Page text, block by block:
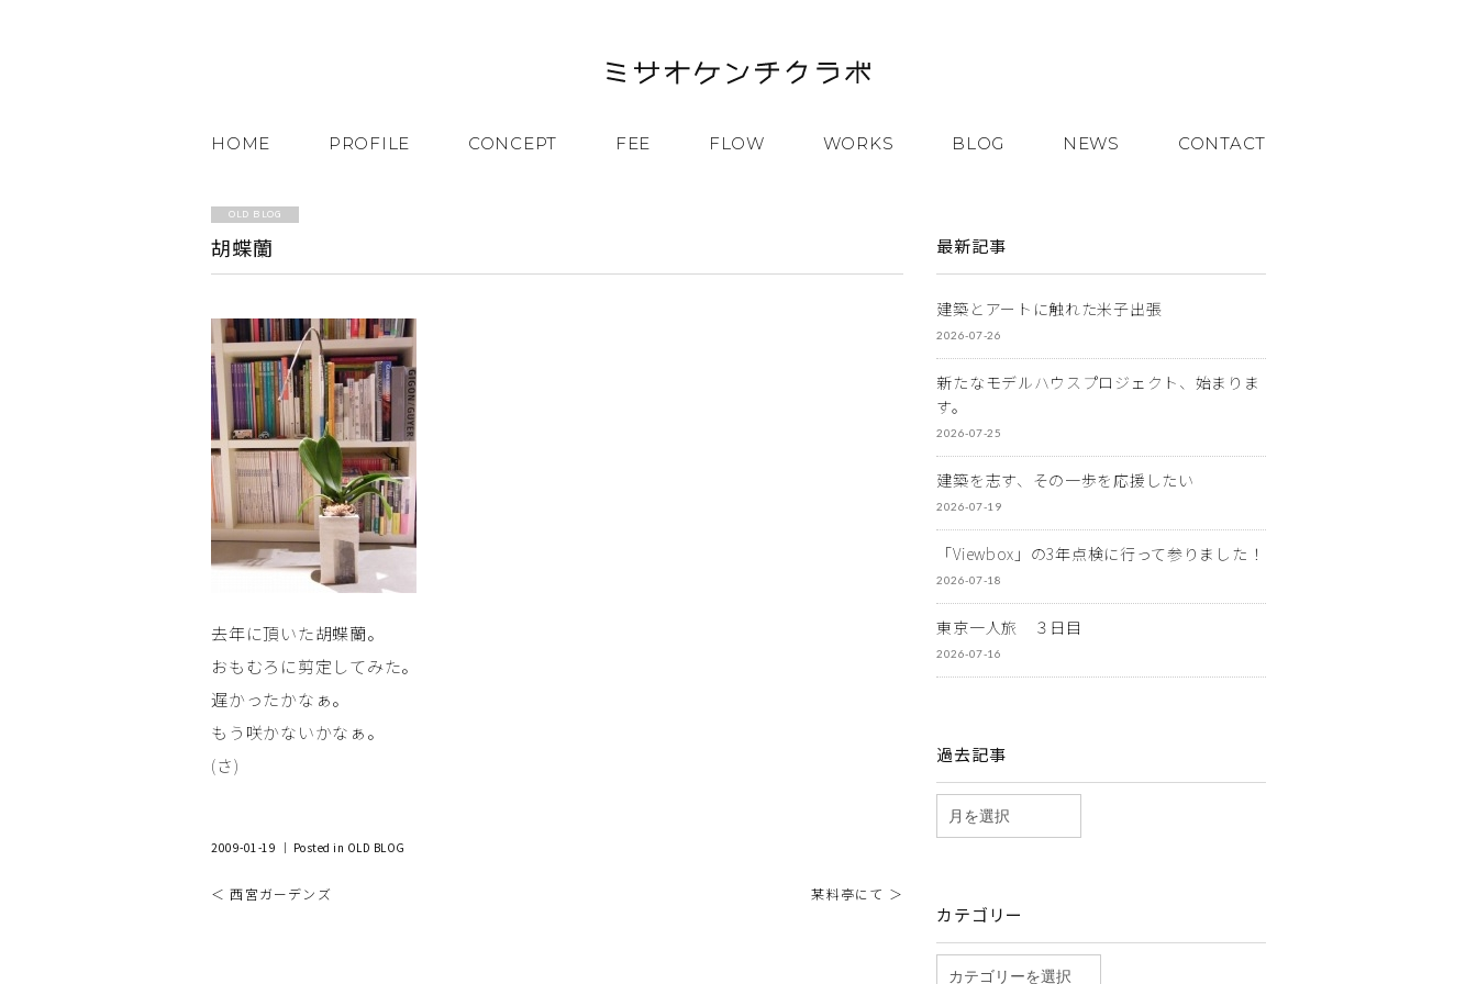
HOME PROFILE CONCEPT FEE FLOW WORKS BLOG NEWS CONTACT
OLD BLOG
胡蝶蘭
去年に頂いた胡蝶蘭。
おもむろに剪定してみた。
遅かったかなぁ。
もう咲かないかなぁ。
(さ)
2009-01-19 ｜ Posted in OLD BLOG
＜ 西宮ガーデンズ 某料亭にて ＞
最新記事
建築とアートに触れた米子出張
2026-07-26
新たなモデルハウスプロジェクト、始まりま
す。
2026-07-25
建築を志す、その一歩を応援したい
2026-07-19
「Viewbox」の3年点検に行って参りました！
2026-07-18
東京一人旅 ３日目
2026-07-16
過去記事
カテゴリー